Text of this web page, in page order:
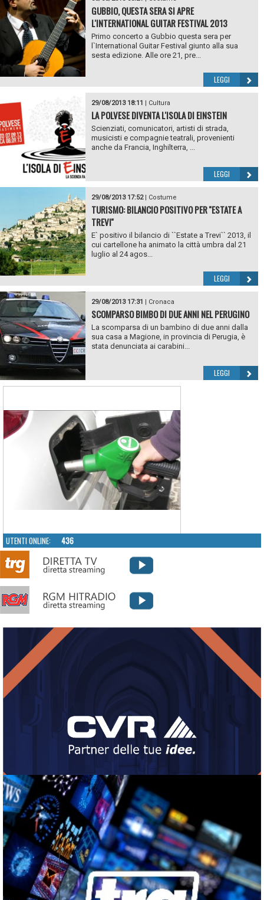
GUBBIO, QUESTA SERA SI APRE
L'INTERNATIONAL GUITAR FESTIVAL 2013
Primo concerto a Gubbio questa sera per
l`International Guitar Festival giunto alla sua
sesta edizione. Alle ore 21, pre...
LEGGI
29/08/2013 18:11 | Cultura
LA POLVESE DIVENTA L'ISOLA DI EINSTEIN
Scienziati, comunicatori, artisti di strada,
musicisti e compagnie teatrali, provenienti
anche da Francia, Inghilterra, ...
LEGGI
29/08/2013 17:52| Costume
TURISMO: BILANCIO POSITIVO PER ''ESTATE A
TREVI''
E` positivo il bilancio di ``Estate a Trevi`` 2013, il
cui cartellone ha animato la città umbra dal 21
luglio al 24 agos...
LEGGI
29/08/2013 17:31 | Cronaca
SCOMPARSO BIMBO DI DUE ANNI NEL PERUGINO
La scomparsa di un bambino di due anni dalla
sua casa a Magione, in provincia di Perugia, è
stata denunciata ai carabini...
LEGGI
UTENTI ONLINE: 436